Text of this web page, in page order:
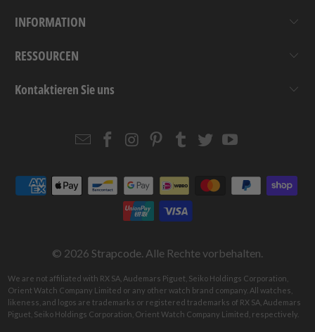
INFORMATION
RESSOURCEN
Kontaktieren Sie uns
EmailStrapcode
Facebook
Strapcode
Instagram
Strapcode
Pinterest
Strapcode
Tumblr
Strapcode
TwitterYouTube
© 2026 Strapcode. Alle Rechte vorbehalten.
We are not affiliated with RX SA, Audemars Piguet, Seiko Holdings Corporation,
Orient Watch Company Limited or any other watch brand company. All watches,
likeness, and logos are trademarks or registered trademarks of RX SA, Audemars
Piguet, Seiko Holdings Corporation, Orient Watch Company Limited, respectively.